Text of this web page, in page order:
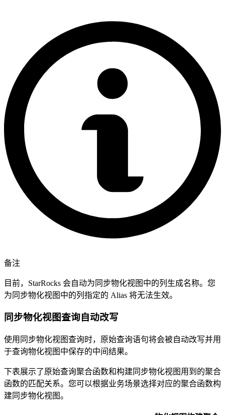
备注
目前，StarRocks 会自动为同步物化视图中的列生成名称。您
为同步物化视图中的列指定的 Alias 将无法生效。
同步物化视图查询自动改写
使用同步物化视图查询时，原始查询语句将会被自动改写并用
于查询物化视图中保存的中间结果。
下表展示了原始查询聚合函数和构建同步物化视图用到的聚合
函数的匹配关系。您可以根据业务场景选择对应的聚合函数构
建同步物化视图。